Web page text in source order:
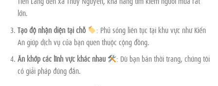
lớn.
Tạo độ nhận diện tại chỗ
: Phủ sóng liên tục tại khu vực như Kiến
An giúp dịch vụ của bạn quen thuộc cộng đồng.
Ăn khớp các lĩnh vực khác nhau
: Dù bạn bán thời trang, chúng tôi
có giải pháp đúng đắn.